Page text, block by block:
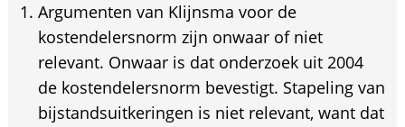
Argumenten van Klijnsma voor de
kostendelersnorm zijn onwaar of niet
relevant. Onwaar is dat onderzoek uit 2004
de kostendelersnorm bevestigt. Stapeling van
bijstandsuitkeringen is niet relevant, want dat